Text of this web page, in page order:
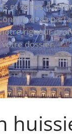
et zones
et sa
rigueur
votre dossier.